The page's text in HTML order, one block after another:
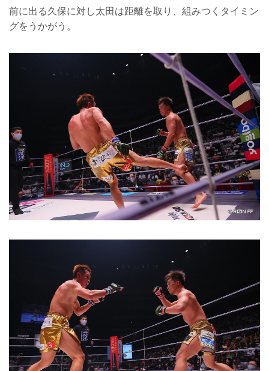
前に出る久保に対し太田は距離を取り、組みつくタイミン
グをうかがう。